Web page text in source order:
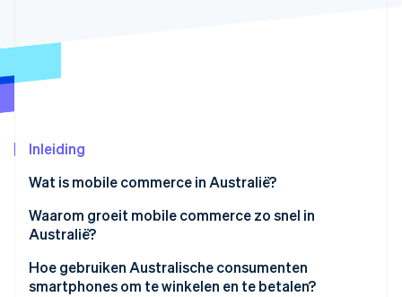
Climate
Stripe Sessions 2026
Ontdek hoe Stripe de economische
Inleiding
Wat is mobile commerce in Australië?
Waarom groeit mobile commerce zo snel in
Australië?
Bijna universele acceptatie van smartphones
Hoe gebruiken Australische consumenten
smartphones om te winkelen en te betalen?